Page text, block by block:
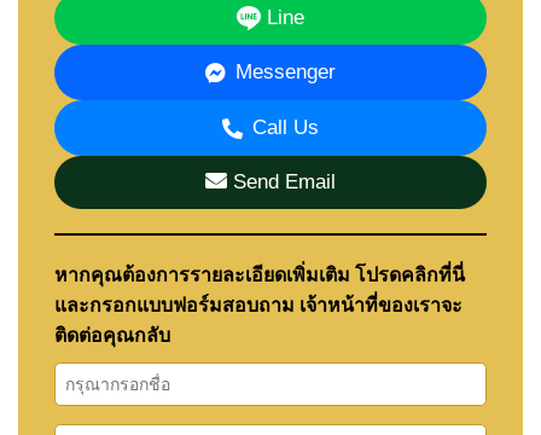
Line
Messenger
Call Us
Send Email
หากคุณต้องการรายละเอียดเพิ่มเติม โปรดคลิกที่นี่
และกรอกแบบฟอร์มสอบถาม เจ้าหน้าที่ของเราจะ
ติดต่อคุณกลับ